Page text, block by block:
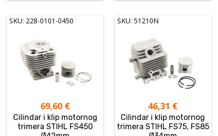
SKU: 228-0101-0450
69,60 €
Cilindar i klip motornog
trimera STIHL FS450
SKU: 51210N
46,31 €
Cilindar i klip motornog
trimera STIHL FS75, FS85